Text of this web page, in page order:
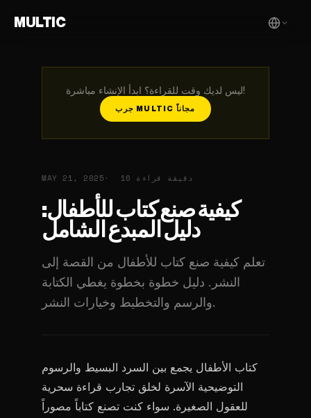
MULTIC
ليس لديك وقت للقراءة؟ ابدأ الإنشاء مباشرة!
جرب MULTIC مجاناً
MAY 21, 2025 16 دقيقة قراءة
كيفية صنع كتاب للأطفال:
دليل المبدع الشامل
تعلم كيفية صنع كتاب للأطفال من القصة إلى
النشر. دليل خطوة بخطوة يغطي الكتابة
والرسم والتخطيط وخيارات النشر.
كتاب الأطفال يجمع بين السرد البسيط والرسوم
التوضيحية الآسرة لخلق تجارب قراءة سحرية
للعقول الصغيرة. سواء كنت تصنع كتاباً مصوراً